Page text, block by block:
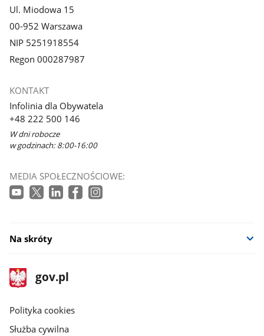
Ul. Miodowa 15
00-952 Warszawa
NIP 5251918554
Regon 000287987
KONTAKT
Infolinia dla Obywatela
+48 222 500 146
W dni robocze
w godzinach: 8:00-16:00
MEDIA SPOŁECZNOŚCIOWE:
Na skróty
stopka
gov.pl
Strona
gov.pl
gov.pl
Polityka cookies
Służba cywilna